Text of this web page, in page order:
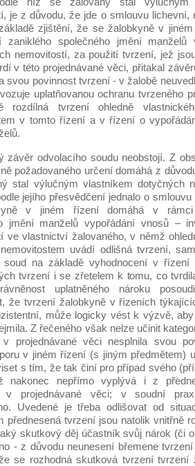
je z důvodu, že jde o smlouvu lichevní,
zjištění, že se žalobkyně v
zaniklého společného jmění manželů
nemovitostí, za použití tvrzení, jež
v této projednávané věci, přitakal
svou povinnost tvrzení - v žalobě
uplatňovanou ochranu tvrzeného
rozdílná tvrzení ohledně
v tomto řízení a v řízení o
závěr odvolacího soudu neobstojí. Z
požadovaného určení domáhá z
stal výlučným vlastníkem dotyčných
jejího přesvědčení jednalo o
v jiném řízení domáhá v rámci
jmění manželů vypořádání vnosů –
ve vlastnictví žalovaného, v němž
uvádí odlišná tvrzení,
soud na základě vyhodnocení v řízení
tvrzení i se zřetelem k tomu, co
uplatněného nároku
že tvrzení žalobkyně v řízeních
může logicky vést k výzvě,
Z řečeného však nelze učinit
v projednávané věci nesplnila svou
v jiném řízení (s jiným předmětem)
s tím, že tak činí pro případ svého
nakonec nepřímo vyplývá i z
v projednávané věci; v soudní
Uvedené je třeba odlišovat od
přednesená tvrzení jsou natolik vnitřně
skutkový děj účastník svůj nárok (či
- z důvodu neunesení břemene
se rozhodná skutková tvrzení tvrzení